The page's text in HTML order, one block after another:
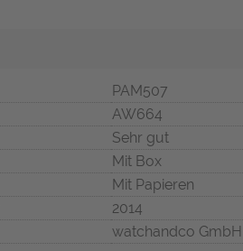
PAM507
AW664
Sehr gut
Mit Box
Mit Papieren
2014
watchandco GmbH